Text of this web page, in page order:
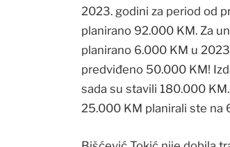
2023. godini za period od
planirano 92.000 KM. Za
planirano 6.000 KM u
predviđeno 50.000 KM!
sada su stavili 180.000
25.000 KM planirali ste na